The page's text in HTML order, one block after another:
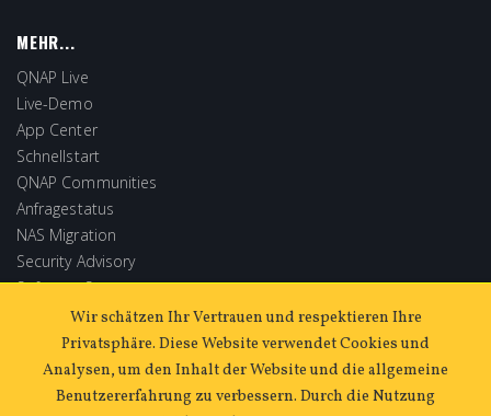
MEHR...
QNAP Live
Live-Demo
App Center
Schnellstart
QNAP Communities
Anfragestatus
NAS Migration
Security Advisory
Software Store
Extended Warranty
Wir schätzen Ihr Vertrauen und respektieren Ihre
Privatsphäre. Diese Website verwendet Cookies und
Analysen, um den Inhalt der Website und die allgemeine
Benutzererfahrung zu verbessern. Durch die Nutzung